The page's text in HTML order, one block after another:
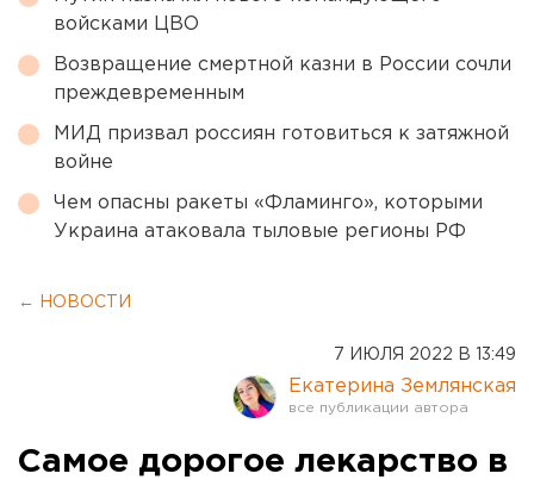
войсками ЦВО
Возвращение смертной казни в России сочли
преждевременным
МИД призвал россиян готовиться к затяжной
войне
Чем опасны ракеты «Фламинго», которыми
Украина атаковала тыловые регионы РФ
← НОВОСТИ
7 ИЮЛЯ 2022 В 13:49
Екатерина Землянская
Самое дорогое лекарство в